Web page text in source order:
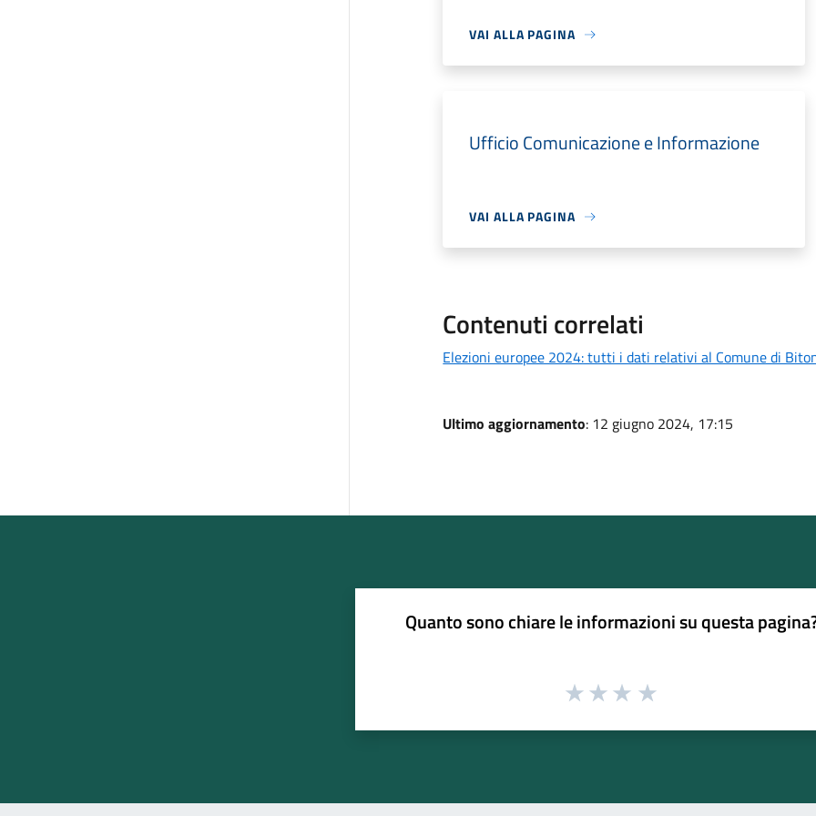
VAI ALLA PAGINA
Ufficio Comunicazione e Informazione
VAI ALLA PAGINA
Contenuti correlati
Elezioni europee 2024: tutti i dati relativi al Comune di
Ultimo aggiornamento: 12 giugno 2024, 17:15
Quanto sono chiare le informazioni su questa